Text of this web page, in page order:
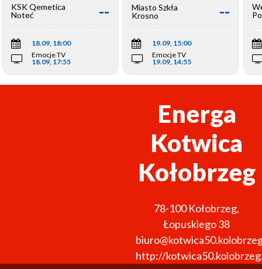
KSK Qemetica
Noteć
Inowrocław
--
18.09, 18:00
Emocje TV
18.09, 17:55
Miasto Szkła
Krosno
--
19.09, 15:00
Emocje TV
19.09, 14:55
Energa
Kotwica
Kołobrzeg
78-100 Kołobrzeg,
Łopuskiego 38
http://